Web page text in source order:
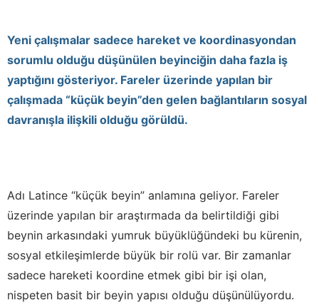
Yeni çalışmalar sadece hareket ve koordinasyondan
sorumlu olduğu düşünülen beyinciğin daha fazla iş
yaptığını gösteriyor. Fareler üzerinde yapılan bir
çalışmada “küçük beyin”den gelen bağlantıların sosyal
davranışla ilişkili olduğu görüldü.
Adı Latince “küçük beyin” anlamına geliyor. Fareler
üzerinde yapılan bir araştırmada da belirtildiği gibi
beynin arkasındaki yumruk büyüklüğündeki bu kürenin,
sosyal etkileşimlerde büyük bir rolü var. Bir zamanlar
sadece hareketi koordine etmek gibi bir işi olan,
nispeten basit bir beyin yapısı olduğu düşünülüyordu.